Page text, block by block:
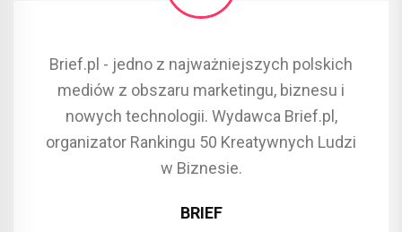
Brief.pl - jedno z najważniejszych polskich
mediów z obszaru marketingu, biznesu i
nowych technologii. Wydawca Brief.pl,
organizator Rankingu 50 Kreatywnych Ludzi
w Biznesie.
BRIEF